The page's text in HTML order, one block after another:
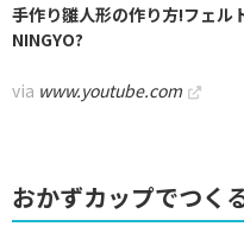
手作り雛人形の作り方!フェ
NINGYO?
via www.youtube.com
おかずカップでつく